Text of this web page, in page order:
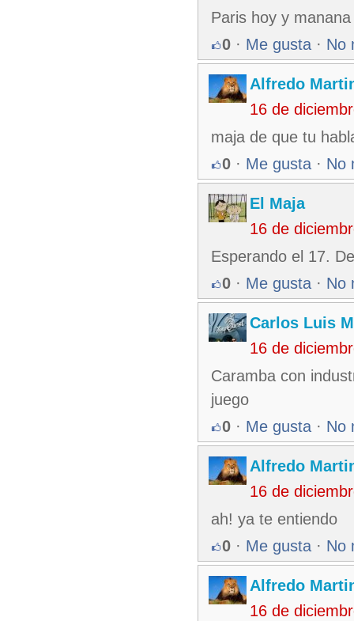
Paris hoy y
0 · Me gusta · No
Alfredo
16 de
maja de que tu
0 · Me gusta · No
El Maja
16 de
Esperando el 17.
0 · Me gusta · No
Carlos Luis
16 de
Caramba con
juego
0 · Me gusta · No
Alfredo
16 de
ah! ya te entiendo
0 · Me gusta · No
Alfredo
16 de